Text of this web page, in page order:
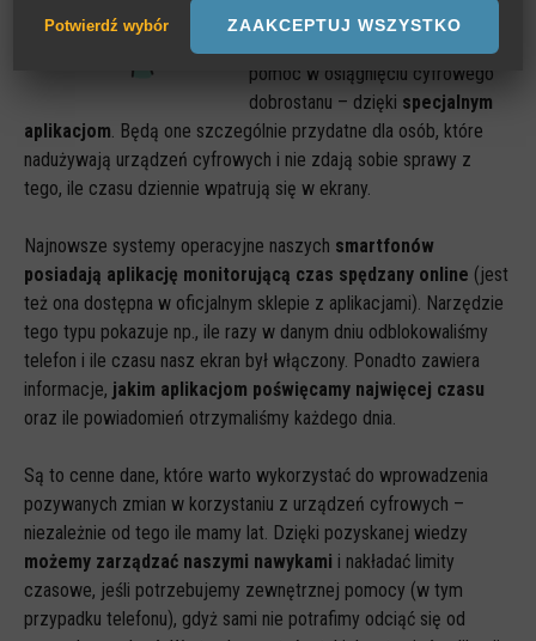
przyciąganie uwagi. Paradoksalnie
pomóc w osiągnięciu cyfrowego
dobrostanu – dzięki specjalnym
aplikacjom . Będą one szczególnie przydatne dla osób, które
nadużywają urządzeń cyfrowych i nie zdają sobie sprawy z
tego, ile czasu dziennie wpatrują się w ekrany.
Najnowsze systemy operacyjne naszych smartfonów
posiadają aplikację monitorującą czas spędzany online (jest
też ona dostępna w oficjalnym sklepie z aplikacjami). Narzędzie
tego typu pokazuje np., ile razy w danym dniu odblokowaliśmy
telefon i ile czasu nasz ekran był włączony. Ponadto zawiera
informacje, jakim aplikacjom poświęcamy najwięcej czasu
oraz ile powiadomień otrzymaliśmy każdego dnia.
Są to cenne dane, które warto wykorzystać do wprowadzenia
pozywanych zmian w korzystaniu z urządzeń cyfrowych –
niezależnie od tego ile mamy lat. Dzięki pozyskanej wiedzy
możemy zarządzać naszymi nawykami i nakładać limity
czasowe, jeśli potrzebujemy zewnętrznej pomocy (w tym
przypadku telefonu), gdyż sami nie potrafimy odciąć się od
Sesyjne pliki Cookies wymagane do działania strony,
przechowywane podczas wizyty na stronie, np zapamiętany wybór
Statystyczne
Anonimowe statystyki odwiedzin strony oraz zachowania
użytkownika
Pliki Cookies od zewnętrznych dostawców usług takich jak filmy
Youtube
Potwierdź wybór ZAAKCEPTUJ WSZYSTKO